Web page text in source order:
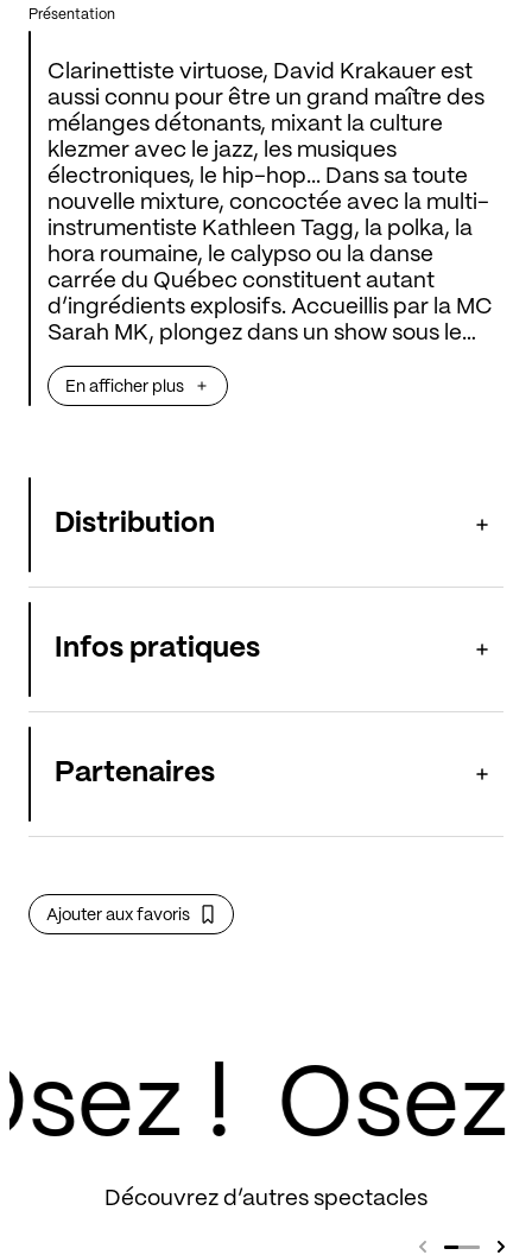
Présentation
Clarinettiste virtuose, David Krakauer est
aussi connu pour être un grand maître des
mélanges détonants, mixant la culture
klezmer avec le jazz, les musiques
électroniques, le hip-hop... Dans sa toute
nouvelle mixture, concoctée avec la multi-
instrumentiste Kathleen Tagg, la polka, la
hora roumaine, le calypso ou la danse
carrée du Québec constituent autant
d’ingrédients explosifs. Accueillis par la MC
Sarah MK, plongez dans un show sous le
un cocktail revigorant !
En afficher plus
Distribution
Infos pratiques
Partenaires
Ajouter aux favoris
!
Découvrez d’autres spectacles